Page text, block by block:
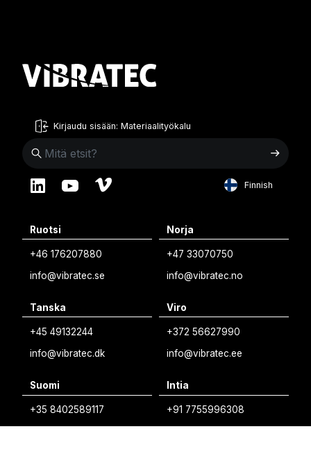
Kirjaudu sisään: Materiaalityökalu
Finnish
Ruotsi
+46 176207880
info@vibratec.se
Norja
+47 33070750
info@vibratec.no
Tanska
+45 49132244
info@vibratec.dk
Viro
+372 56627990
info@vibratec.ee
Suomi
+35 8402589117
Intia
+91 7755996308